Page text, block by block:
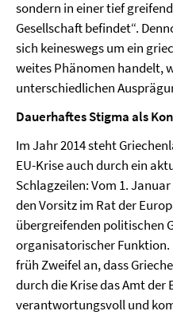
sondern in einer tief
Gesellschaft befindet“.
sich keineswegs um ein
weites Phänomen handelt,
unterschiedlichen
Dauerhaftes Stigma als
Im Jahr 2014 steht
EU-Krise auch durch ein
Schlagzeilen: Vom 1.
den Vorsitz im Rat der
übergreifenden politischen
organisatorischer Funktion.
früh Zweifel an, dass
durch die Krise das Amt
verantwortungsvoll und